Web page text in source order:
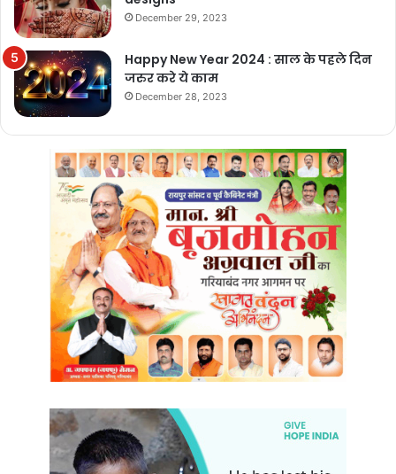
December 29, 2023
Happy New Year 2024 : साल के पहले दिन
जरुर करे ये काम
December 28, 2023